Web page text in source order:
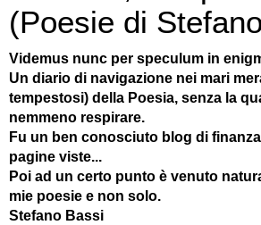
(Poesie di
Videmus nunc per speculum in
Un diario di navigazione nei mari
tempestosi) della Poesia, senza la
nemmeno respirare.
Fu un ben conosciuto blog di
pagine viste...
Poi ad un certo punto è venuto
mie poesie e non solo.
Stefano Bassi